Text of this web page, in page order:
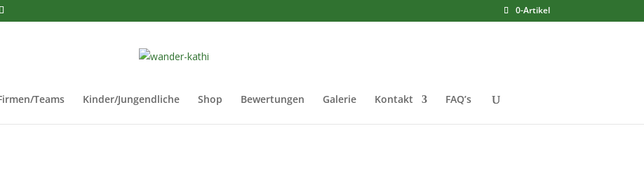
0-Artikel
Teams Kinder/Jungendliche Shop Bewertungen Galerie Kontakt FAQ’s